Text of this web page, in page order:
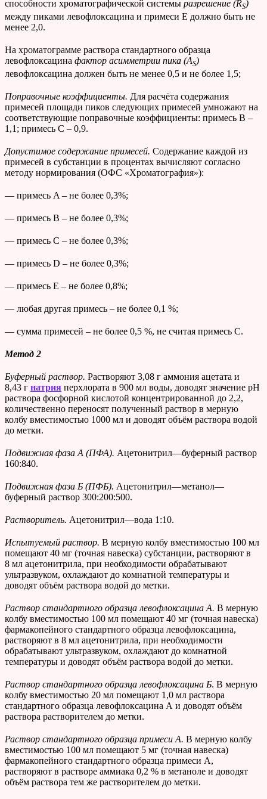
способности хроматографической системы разрешение (RS)
между пиками левофлоксацина и примеси Е должно быть не
менее 2,0.
На хроматограмме раствора стандартного образца
левофлоксацина фактор асимметрии пика (AS)
левофлоксацина должен быть не менее 0,5 и не более 1,5;
Поправочные коэффициенты. Для расчёта содержания
примесей площади пиков следующих примесей умножают на
соответствующие поправочные коэффициенты: примесь В –
1,1; примесь С – 0,9.
Допустимое содержание примесей. Содержание каждой из
примесей в субстанции в процентах вычисляют согласно
методу нормирования (ОФС «Хроматография»):
— примесь A – не более 0,3%;
— примесь B – не более 0,3%;
— примесь C – не более 0,3%;
— примесь D – не более 0,3%;
— примесь E – не более 0,8%;
— любая другая примесь – не более 0,1 %;
— сумма примесей – не более 0,5 %, не считая примесь С.
Метод 2
Буферный раствор. Растворяют 3,08 г аммония ацетата и
8,43 г натрия перхлората в 900 мл воды, доводят значение рН
раствора фосфорной кислотой концентрированной до 2,2,
количественно переносят полученный раствор в мерную
колбу вместимостью 1000 мл и доводят объём раствора водой
до метки.
Подвижная фаза А (ПФА). Ацетонитрил—буферный раствор
160:840.
Подвижная фаза Б (ПФБ). Ацетонитрил—метанол—
буферный раствор 300:200:500.
Растворитель. Ацетонитрил—вода 1:10.
Испытуемый раствор. В мерную колбу вместимостью 100 мл
помещают 40 мг (точная навеска) субстанции, растворяют в
8 мл ацетонитрила, при необходимости обрабатывают
ультразвуком, охлаждают до комнатной температуры и
доводят объём раствора водой до метки.
Раствор стандартного образца левофлоксацина А. В мерную
колбу вместимостью 100 мл помещают 40 мг (точная навеска)
фармакопейного стандартного образца левофлоксацина,
растворяют в 8 мл ацетонитрила, при необходимости
обрабатывают ультразвуком, охлаждают до комнатной
температуры и доводят объём раствора водой до метки.
Раствор стандартного образца левофлоксацина Б. В мерную
колбу вместимостью 20 мл помещают 1,0 мл раствора
стандартного образца левофлоксацина А и доводят объём
раствора растворителем до метки.
Раствор стандартного образца примеси А. В мерную колбу
вместимостью 100 мл помещают 5 мг (точная навеска)
фармакопейного стандартного образца примеси А,
растворяют в растворе аммиака 0,2 % в метаноле и доводят
объём раствора тем же растворителем до метки.